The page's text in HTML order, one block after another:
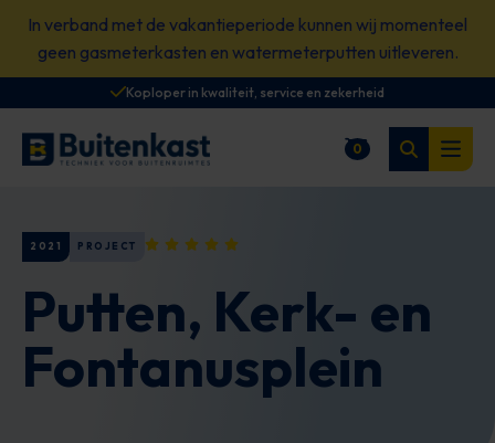
content
In verband met de vakantieperiode kunnen wij momenteel
geen gasmeterkasten en watermeterputten uitleveren.
Koploper in kwaliteit, service en zekerheid
0
Winkelwagen
Zoeken
Open
Putten, Kerk- en
Fontanusplein
2021 PROJECT